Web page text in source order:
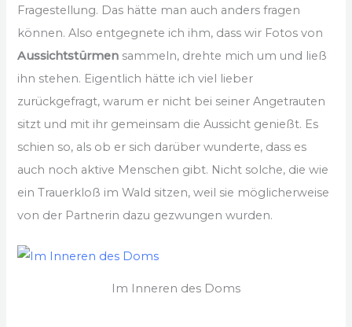
Fragestellung. Das hätte man auch anders fragen
können. Also entgegnete ich ihm, dass wir Fotos von
Aussichtstürmen sammeln, drehte mich um und ließ
ihn stehen. Eigentlich hätte ich viel lieber
zurückgefragt, warum er nicht bei seiner Angetrauten
sitzt und mit ihr gemeinsam die Aussicht genießt. Es
schien so, als ob er sich darüber wunderte, dass es
auch noch aktive Menschen gibt. Nicht solche, die wie
ein Trauerkloß im Wald sitzen, weil sie möglicherweise
von der Partnerin dazu gezwungen wurden.
Im Inneren des Doms